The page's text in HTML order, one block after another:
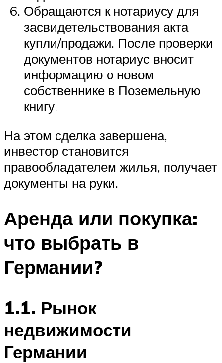
Обращаются к нотариусу для
засвидетельствования акта
купли/продажи. После проверки
документов нотариус вносит
информацию о новом
собственнике в Поземельную
книгу.
На этом сделка завершена,
инвестор становится
правообладателем жилья, получает
документы на руки.
Аренда или покупка:
что выбрать в
Германии?
1.1. Рынок
недвижимости
Германии